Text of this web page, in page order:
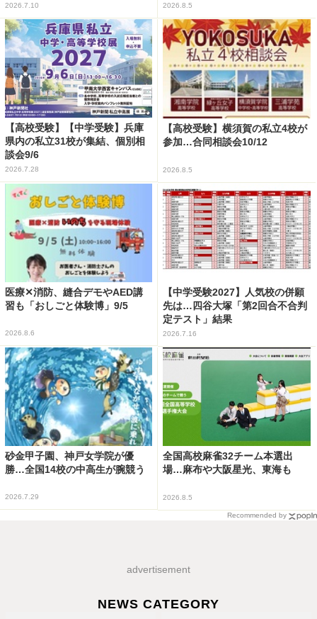
2026.7.10 2026.8.5
【高校受験】【中学受験】兵庫
県内の私立31校が集結、個別相
談会9/6
2026.7.28
【高校受験】横須賀の私立4校が
参加…合同相談会10/12
2026.8.5
医療✕消防、縫合デモやAED講
習も「おしごと体験博」9/5
2026.8.6
【中学受験2027】人気校の併願
先は…四谷大塚「第2回合不合判
定テスト」結果
2026.7.16
砂金甲子園、神戸女学院が優
勝…全国14校の中高生が腕競う
2026.7.29
全国高校麻雀32チーム本選出
場…麻布や大阪星光、東海も
2026.8.5
Recommended by
advertisement
NEWS CATEGORY